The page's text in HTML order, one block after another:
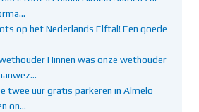
op het Nederlands Elftal! Een goede
Hinnen was onze wethouder
twee uur gratis parkeren in Almelo
on…